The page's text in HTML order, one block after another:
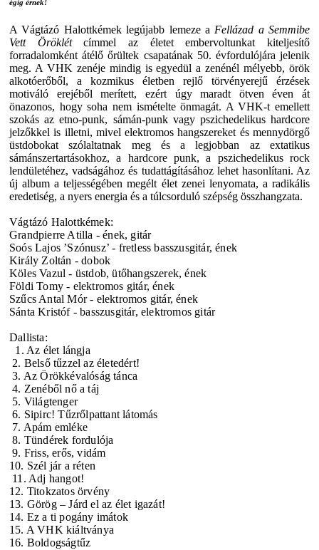
égig érnek!
AVágtázó Halottkémeklegújabb lemeze aFellázad a Semmibe
Vett Öröklétcímmel az életet embervoltunkat kiteljesítő
forradalomként átélő őrültek csapatának 50. évfordulójára jelenik
meg. A VHK zenéje mindig is egyedül a zenénél mélyebb, örök
alkotóerőből, a kozmikus életben rejlő törvényerejű érzések
motiváló erejéből merített, ezért úgy maradt ötven éven át
önazonos, hogy soha nem ismételte önmagát. AVHK-t emellett
szokás az etno-punk, sámán-punk vagy pszichedelikus hardcore
jelzőkkel is illetni, mivel elektromos hangszereket és mennydörgő
üstdobokat szólaltatnak meg és a legjobban az extatikus
sámánszertartásokhoz, a hardcore punk, a pszichedelikus rock
lendületéhez, vadságához és tudattágításához lehet hasonlítani. Az
új album a teljességében megélt élet zenei lenyomata, a radikális
eredetiség, a nyers energia és a túlcsorduló szépség összhangzata.
Vágtázó Halottkémek:
Grandpierre Atilla - ének, gitár
Soós Lajos ’Szónusz’ - fretless basszusgitár, ének
Király Zoltán - dobok
Köles Vazul - üstdob, ütőhangszerek, ének
Földi Tomy - elektromos gitár, ének
Szűcs Antal Mór - elektromos gitár, ének
Sánta Kristóf - basszusgitár, elektromos gitár
Dallista:
1. Az élet lángja
2. Belső tűzzel az életedért!
3. Az Örökkévalóság tánca
4. Zenéből nő a táj
5. Világtenger
6. Sipirc! Tűzrőlpattant látomás
7. Apám emléke
8. Tündérek fordulója
9. Friss, erős, vidám
10. Szél jár a réten
11. Adj hangot!
12. Titokzatos örvény
13. Görög – Járd el az élet igazát!
14. Ez a ti pogány imátok
15. A VHK kiáltványa
16. Boldogságtűz